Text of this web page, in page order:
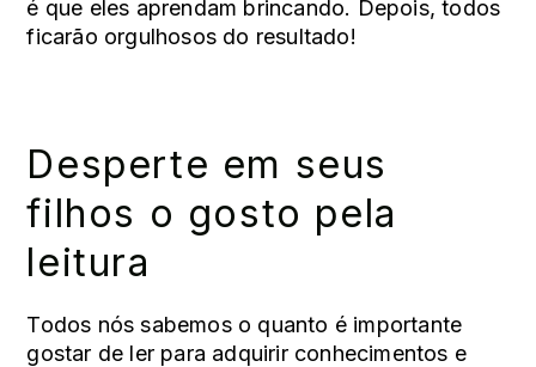
é que eles aprendam brincando. Depois, todos
ficarão orgulhosos do resultado!
Desperte em seus
filhos o gosto pela
leitura
Todos nós sabemos o quanto é importante
gostar de ler para adquirir conhecimentos e